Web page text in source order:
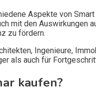
Aspekte von
mit den
zu fördern.
Ingenieure,
als auch für
kaufen?